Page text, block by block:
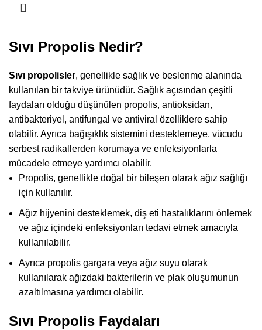
Sıvı Propolis Nedir?
Sıvı propolisler, genellikle sağlık ve beslenme alanında
kullanılan bir takviye ürünüdür. Sağlık açısından çeşitli
faydaları olduğu düşünülen propolis, antioksidan,
antibakteriyel, antifungal ve antiviral özelliklere sahip
olabilir. Ayrıca bağışıklık sistemini desteklemeye, vücudu
serbest radikallerden korumaya ve enfeksiyonlarla
mücadele etmeye yardımcı olabilir.
Propolis, genellikle doğal bir bileşen olarak ağız sağlığı
için kullanılır.
Ağız hijyenini desteklemek, diş eti hastalıklarını önlemek
ve ağız içindeki enfeksiyonları tedavi etmek amacıyla
kullanılabilir.
Ayrıca propolis gargara veya ağız suyu olarak
kullanılarak ağızdaki bakterilerin ve plak oluşumunun
azaltılmasına yardımcı olabilir.
Sıvı Propolis Faydaları